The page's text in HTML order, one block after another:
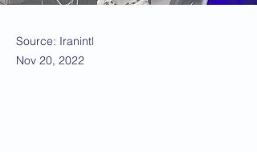
Source: Iranintl
Nov 20, 2022